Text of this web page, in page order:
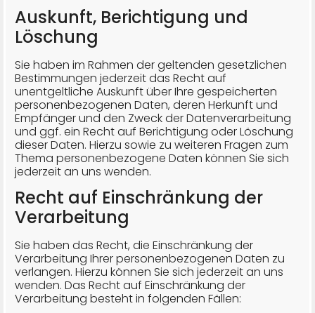
Auskunft, Berichtigung und
Löschung
Sie haben im Rahmen der geltenden gesetzlichen
Bestimmungen jederzeit das Recht auf
unentgeltliche Auskunft über Ihre gespeicherten
personenbezogenen Daten, deren Herkunft und
Empfänger und den Zweck der Datenverarbeitung
und ggf. ein Recht auf Berichtigung oder Löschung
dieser Daten. Hierzu sowie zu weiteren Fragen zum
Thema personenbezogene Daten können Sie sich
jederzeit an uns wenden.
Recht auf Einschränkung der
Verarbeitung
Sie haben das Recht, die Einschränkung der
Verarbeitung Ihrer personenbezogenen Daten zu
verlangen. Hierzu können Sie sich jederzeit an uns
wenden. Das Recht auf Einschränkung der
Verarbeitung besteht in folgenden Fällen: